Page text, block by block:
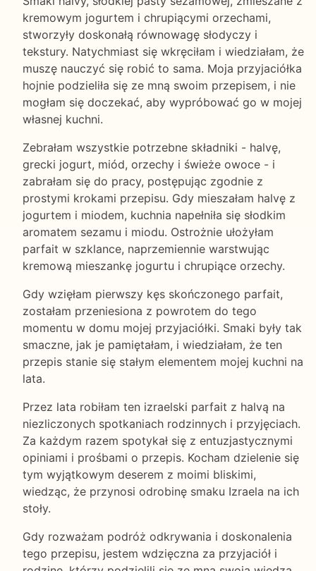
kremowym jogurtem i chrupiącymi orzechami,
stworzyły doskonałą równowagę słodyczy i
tekstury. Natychmiast się wkręciłam i wiedziałam, że
muszę nauczyć się robić to sama. Moja przyjaciółka
hojnie podzieliła się ze mną swoim przepisem, i nie
mogłam się doczekać, aby wypróbować go w mojej
własnej kuchni.
Zebrałam wszystkie potrzebne składniki - halvę,
grecki jogurt, miód, orzechy i świeże owoce - i
zabrałam się do pracy, postępując zgodnie z
prostymi krokami przepisu. Gdy mieszałam halvę z
jogurtem i miodem, kuchnia napełniła się słodkim
aromatem sezamu i miodu. Ostrożnie ułożyłam
parfait w szklance, naprzemiennie warstwując
kremową mieszankę jogurtu i chrupiące orzechy.
Gdy wzięłam pierwszy kęs skończonego parfait,
zostałam przeniesiona z powrotem do tego
momentu w domu mojej przyjaciółki. Smaki były tak
smaczne, jak je pamiętałam, i wiedziałam, że ten
przepis stanie się stałym elementem mojej kuchni na
lata.
Przez lata robiłam ten izraelski parfait z halvą na
niezliczonych spotkaniach rodzinnych i przyjęciach.
Za każdym razem spotykał się z entuzjastycznymi
opiniami i prośbami o przepis. Kocham dzielenie się
tym wyjątkowym deserem z moimi bliskimi,
wiedząc, że przynosi odrobinę smaku Izraela na ich
stoły.
Gdy rozważam podróż odkrywania i doskonalenia
tego przepisu, jestem wdzięczna za przyjaciół i